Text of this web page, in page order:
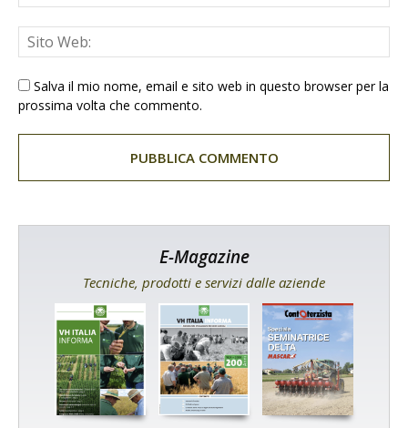
Salva il mio nome, email e sito web in questo browser per la
prossima volta che commento.
E-Magazine
Tecniche, prodotti e servizi dalle aziende